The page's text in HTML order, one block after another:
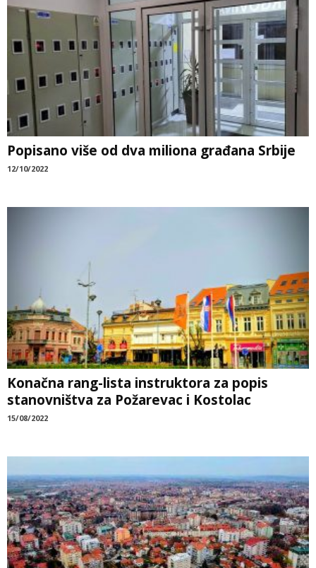
Po­pi­sa­no više od dva miliona građana Srbije
12/10/2022
Konačna rang-lista instruktora za popis
stanovništva za Požarevac i Kostolac
15/08/2022